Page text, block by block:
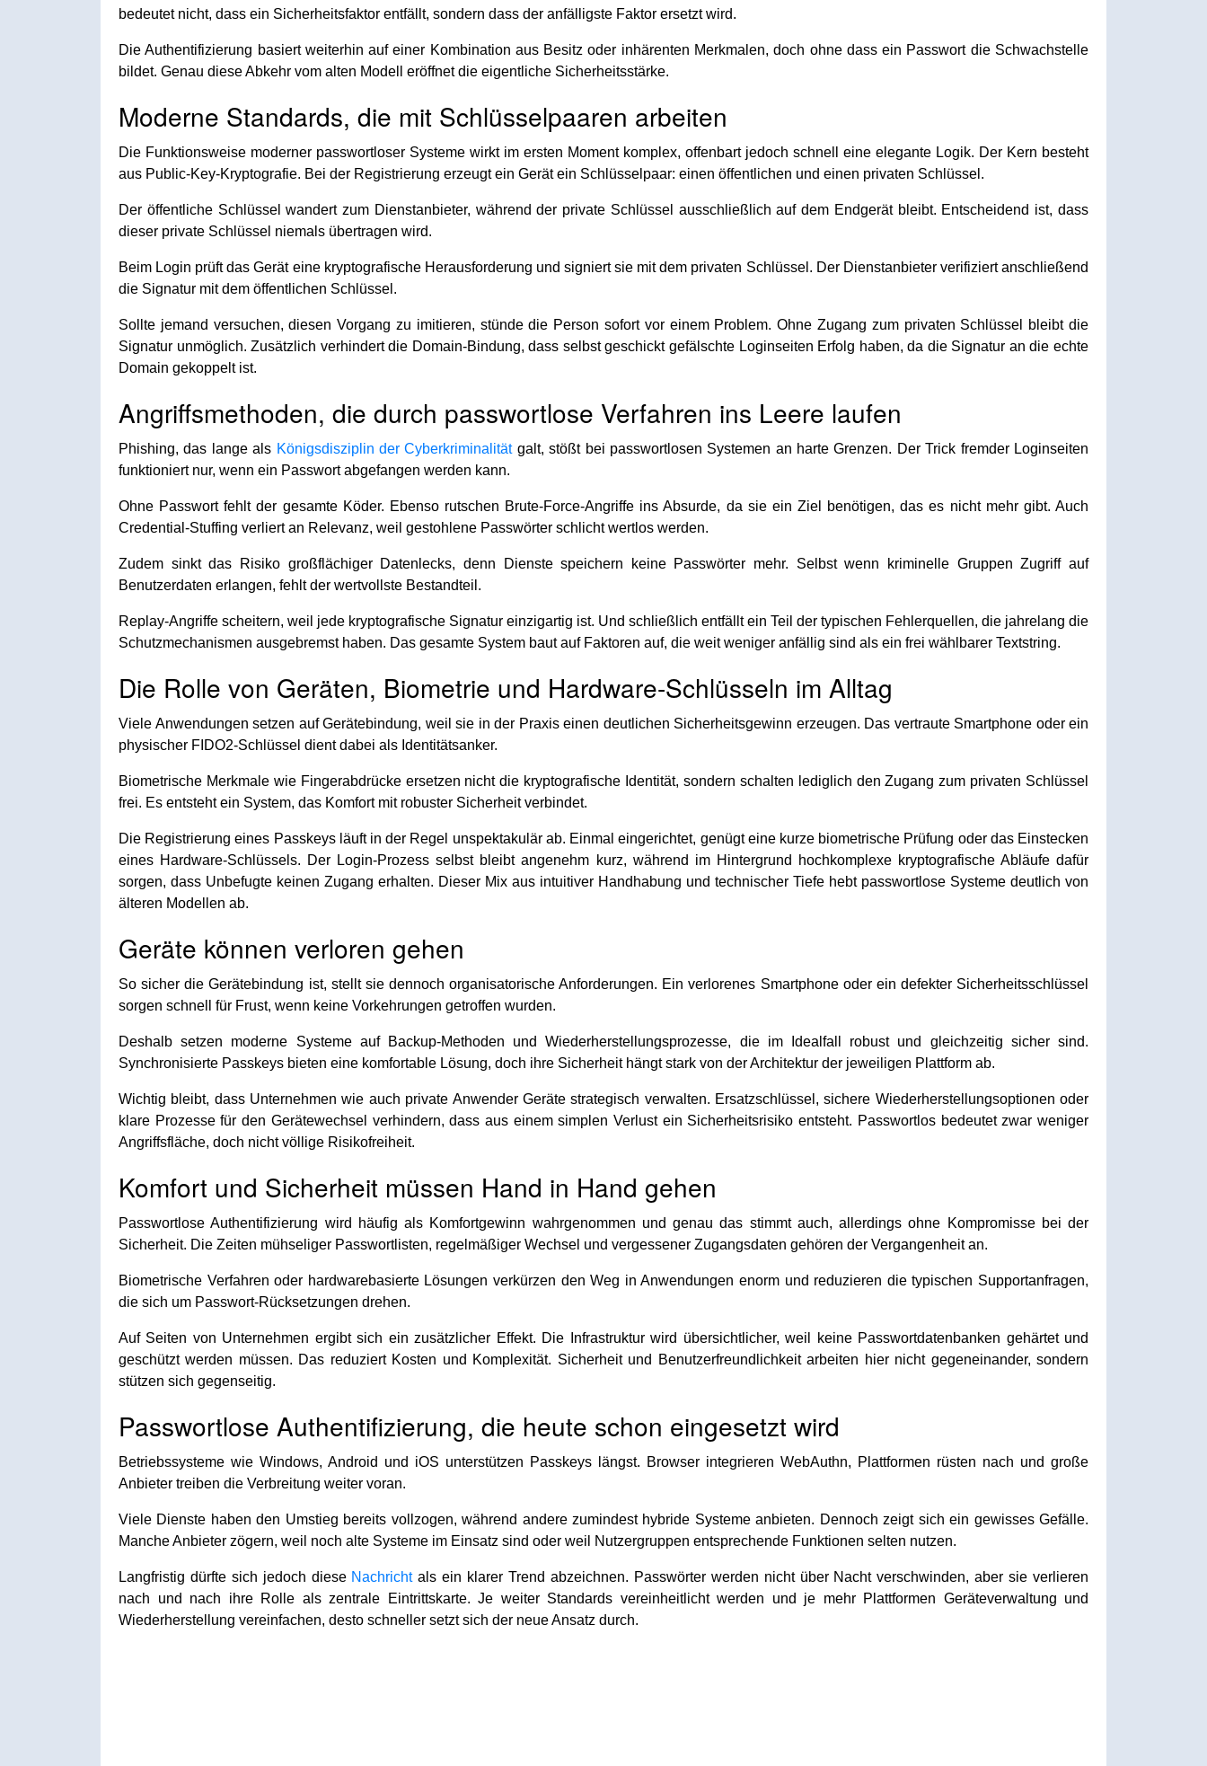
bedeutet nicht, dass ein Sicherheitsfaktor entfällt, sondern dass der anfälligste Faktor ersetzt wird.
Die Authentifizierung basiert weiterhin auf einer Kombination aus Besitz oder inhärenten Merkmalen, doch ohne dass ein Passwort die Schwachstelle
bildet. Genau diese Abkehr vom alten Modell eröffnet die eigentliche Sicherheitsstärke.
Moderne Standards, die mit Schlüsselpaaren arbeiten
Die Funktionsweise moderner passwortloser Systeme wirkt im ersten Moment komplex, offenbart jedoch schnell eine elegante Logik. Der Kern besteht
aus Public-Key-Kryptografie. Bei der Registrierung erzeugt ein Gerät ein Schlüsselpaar: einen öffentlichen und einen privaten Schlüssel.
Der öffentliche Schlüssel wandert zum Dienstanbieter, während der private Schlüssel ausschließlich auf dem Endgerät bleibt. Entscheidend ist, dass
dieser private Schlüssel niemals übertragen wird.
Beim Login prüft das Gerät eine kryptografische Herausforderung und signiert sie mit dem privaten Schlüssel. Der Dienstanbieter verifiziert anschließend
die Signatur mit dem öffentlichen Schlüssel.
Sollte jemand versuchen, diesen Vorgang zu imitieren, stünde die Person sofort vor einem Problem. Ohne Zugang zum privaten Schlüssel bleibt die
Signatur unmöglich. Zusätzlich verhindert die Domain-Bindung, dass selbst geschickt gefälschte Loginseiten Erfolg haben, da die Signatur an die echte
Domain gekoppelt ist.
Angriffsmethoden, die durch passwortlose Verfahren ins Leere laufen
Phishing, das lange als Königsdisziplin der Cyberkriminalitätgalt, stößt bei passwortlosen Systemen an harte Grenzen. Der Trick fremder Loginseiten
funktioniert nur, wenn ein Passwort abgefangen werden kann.
Ohne Passwort fehlt der gesamte Köder. Ebenso rutschen Brute-Force-Angriffe ins Absurde, da sie ein Ziel benötigen, das es nicht mehr gibt. Auch
Credential-Stuffing verliert an Relevanz, weil gestohlene Passwörter schlicht wertlos werden.
Zudem sinkt das Risiko großflächiger Datenlecks, denn Dienste speichern keine Passwörter mehr. Selbst wenn kriminelle Gruppen Zugriff auf
Benutzerdaten erlangen, fehlt der wertvollste Bestandteil.
Replay-Angriffe scheitern, weil jede kryptografische Signatur einzigartig ist. Und schließlich entfällt ein Teil der typischen Fehlerquellen, die jahrelang die
Schutzmechanismen ausgebremst haben. Das gesamte System baut auf Faktoren auf, die weit weniger anfällig sind als ein frei wählbarer Textstring.
Die Rolle von Geräten, Biometrie und Hardware-Schlüsseln im Alltag
Viele Anwendungen setzen auf Gerätebindung, weil sie in der Praxis einen deutlichen Sicherheitsgewinn erzeugen. Das vertraute Smartphone oder ein
physischer FIDO2-Schlüssel dient dabei als Identitätsanker.
Biometrische Merkmale wie Fingerabdrücke ersetzen nicht die kryptografische Identität, sondern schalten lediglich den Zugang zum privaten Schlüssel
frei. Es entsteht ein System, das Komfort mit robuster Sicherheit verbindet.
Die Registrierung eines Passkeys läuft in der Regel unspektakulär ab. Einmal eingerichtet, genügt eine kurze biometrische Prüfung oder das Einstecken
eines Hardware-Schlüssels. Der Login-Prozess selbst bleibt angenehm kurz, während im Hintergrund hochkomplexe kryptografische Abläufe dafür
sorgen, dass Unbefugte keinen Zugang erhalten. Dieser Mix aus intuitiver Handhabung und technischer Tiefe hebt passwortlose Systeme deutlich von
älteren Modellen ab.
Geräte können verloren gehen
So sicher die Gerätebindung ist, stellt sie dennoch organisatorische Anforderungen. Ein verlorenes Smartphone oder ein defekter Sicherheitsschlüssel
sorgen schnell für Frust, wenn keine Vorkehrungen getroffen wurden.
Deshalb setzen moderne Systeme auf Backup-Methoden und Wiederherstellungsprozesse, die im Idealfall robust und gleichzeitig sicher sind.
Synchronisierte Passkeys bieten eine komfortable Lösung, doch ihre Sicherheit hängt stark von der Architektur der jeweiligen Plattform ab.
Wichtig bleibt, dass Unternehmen wie auch private Anwender Geräte strategisch verwalten. Ersatzschlüssel, sichere Wiederherstellungsoptionen oder
klare Prozesse für den Gerätewechsel verhindern, dass aus einem simplen Verlust ein Sicherheitsrisiko entsteht. Passwortlos bedeutet zwar weniger
Angriffsfläche, doch nicht völlige Risikofreiheit.
Komfort und Sicherheit müssen Hand in Hand gehen
Passwortlose Authentifizierung wird häufig als Komfortgewinn wahrgenommen und genau das stimmt auch, allerdings ohne Kompromisse bei der
Sicherheit. Die Zeiten mühseliger Passwortlisten, regelmäßiger Wechsel und vergessener Zugangsdaten gehören der Vergangenheit an.
Biometrische Verfahren oder hardwarebasierte Lösungen verkürzen den Weg in Anwendungen enorm und reduzieren die typischen Supportanfragen,
die sich um Passwort-Rücksetzungen drehen.
Auf Seiten von Unternehmen ergibt sich ein zusätzlicher Effekt. Die Infrastruktur wird übersichtlicher, weil keine Passwortdatenbanken gehärtet und
geschützt werden müssen. Das reduziert Kosten und Komplexität. Sicherheit und Benutzerfreundlichkeit arbeiten hier nicht gegeneinander, sondern
stützen sich gegenseitig.
Passwortlose Authentifizierung, die heute schon eingesetzt wird
Betriebssysteme wie Windows, Android und iOS unterstützen Passkeys längst. Browser integrieren WebAuthn, Plattformen rüsten nach und große
Anbieter treiben die Verbreitung weiter voran.
Viele Dienste haben den Umstieg bereits vollzogen, während andere zumindest hybride Systeme anbieten. Dennoch zeigt sich ein gewisses Gefälle.
Manche Anbieter zögern, weil noch alte Systeme im Einsatz sind oder weil Nutzergruppen entsprechende Funktionen selten nutzen.
Langfristig dürfte sich jedoch diese Nachrichtals ein klarer Trend abzeichnen. Passwörter werden nicht über Nacht verschwinden, aber sie verlieren
nach und nach ihre Rolle als zentrale Eintrittskarte. Je weiter Standards vereinheitlicht werden und je mehr Plattformen Geräteverwaltung und
Wiederherstellung vereinfachen, desto schneller setzt sich der neue Ansatz durch.